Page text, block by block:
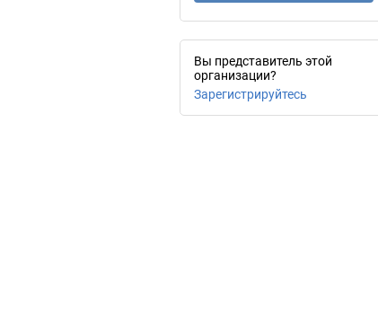
Вы представитель этой
организации?
Зарегистрируйтесь